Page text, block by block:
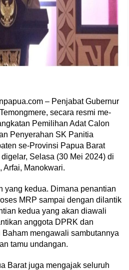
– Penjabat Gubernur
secara resmi me-
Pemilihan Adat Calon
Penyerahan SK Panitia
se-Provinsi Papua Barat
Selasa (30 Mei 2024) di
Arfai, Manokwari.
yang kedua. Dimana penantian
MRP sampai dengan dilantik
kedua yang akan diawali
anggota DPRK dan
Baham mengawali sambutannya
tamu undangan.
Barat juga mengajak seluruh